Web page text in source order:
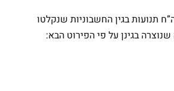
תנועות בגין החשבוניות שנקלטו
בגינן על פי הפירוט הבא: